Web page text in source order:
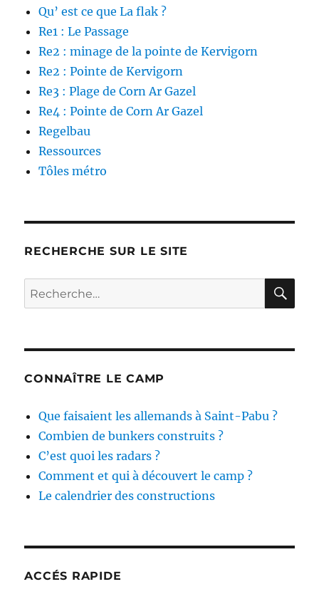
Qu’ est ce que La flak ?
Re1 : Le Passage
Re2 : minage de la pointe de Kervigorn
Re2 : Pointe de Kervigorn
Re3 : Plage de Corn Ar Gazel
Re4 : Pointe de Corn Ar Gazel
Regelbau
Ressources
Tôles métro
RECHERCHE SUR LE SITE
Recherche
pour :
CONNAÎTRE LE CAMP
Que faisaient les allemands à Saint-Pabu ?
Combien de bunkers construits ?
C’est quoi les radars ?
Comment et qui à découvert le camp ?
Le calendrier des constructions
ACCÉS RAPIDE